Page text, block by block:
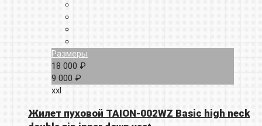
Размеры
18 000 ₽
9 000 ₽
xxl
Жилет пуховой TAION-002WZ Basic high neck